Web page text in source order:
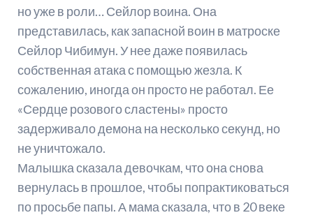
но уже в роли… Сейлор воина. Она
представилась, как запасной воин в матроске
Сейлор Чибимун. У нее даже появилась
собственная атака с помощью жезла. К
сожалению, иногда он просто не работал. Ее
«Сердце розового сластены» просто
задерживало демона на несколько секунд, но
не уничтожало.
Малышка сказала девочкам, что она снова
вернулась в прошлое, чтобы попрактиковаться
по просьбе папы. А мама сказала, что в 20 веке